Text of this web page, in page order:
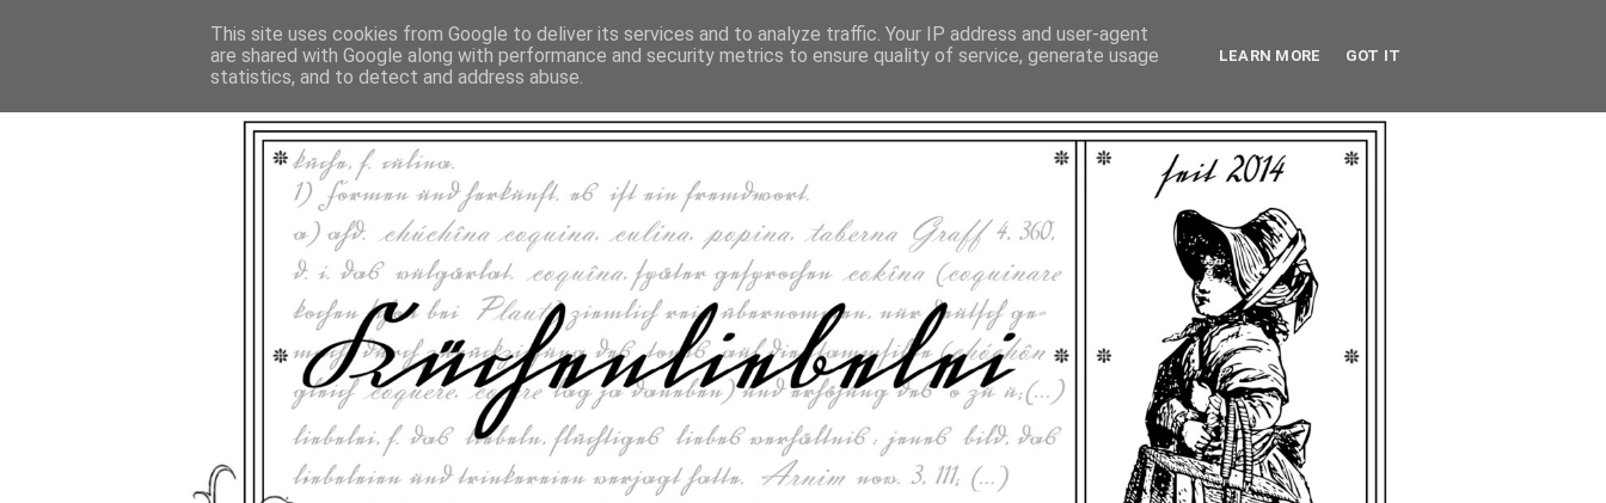
This site uses cookies from Google to deliver its services and to analyze traffic. Your IP address and user-agent
are shared with Google along with performance and security metrics to ensure quality of service, generate usage
statistics, and to detect and address abuse.
LEARN MORE GOT IT